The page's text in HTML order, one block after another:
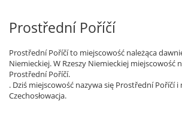
Prostřední Poříčí
Prostřední Poříčí to miejscowość należąca
Niemieckiej. W Rzeszy Niemieckiej miejscowość
Prostřední Poříčí.
. Dziś miejscowość nazywa się Prostřední Poříčí i
Czechosłowacja.